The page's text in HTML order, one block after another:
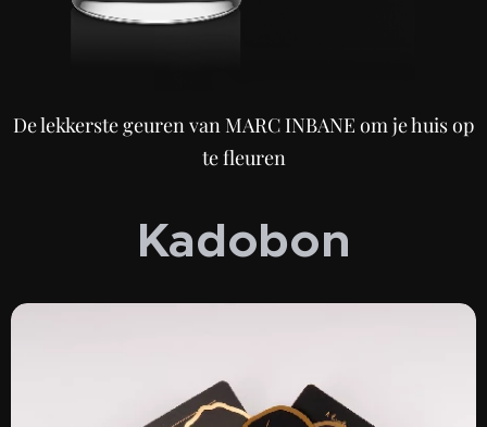
De lekkerste geuren van MARC INBANE om je huis op
te fleuren
Kadobon